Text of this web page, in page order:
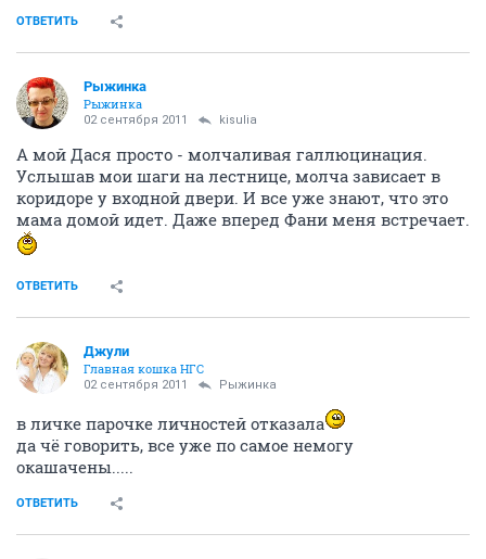
ОТВЕТИТЬ
Рыжинка
Рыжинка
02 сентября 2011 kisulia
А мой Дася просто - молчаливая галлюцинация.
Услышав мои шаги на лестнице, молча зависает в
коридоре у входной двери. И все уже знают, что это
мама домой идет. Даже вперед Фани меня встречает.
ОТВЕТИТЬ
Джули
Главная кошка НГС
02 сентября 2011 Рыжинка
в личке парочке личностей отказала
да чё говорить, все уже по самое немогу
окашачены.....
ОТВЕТИТЬ